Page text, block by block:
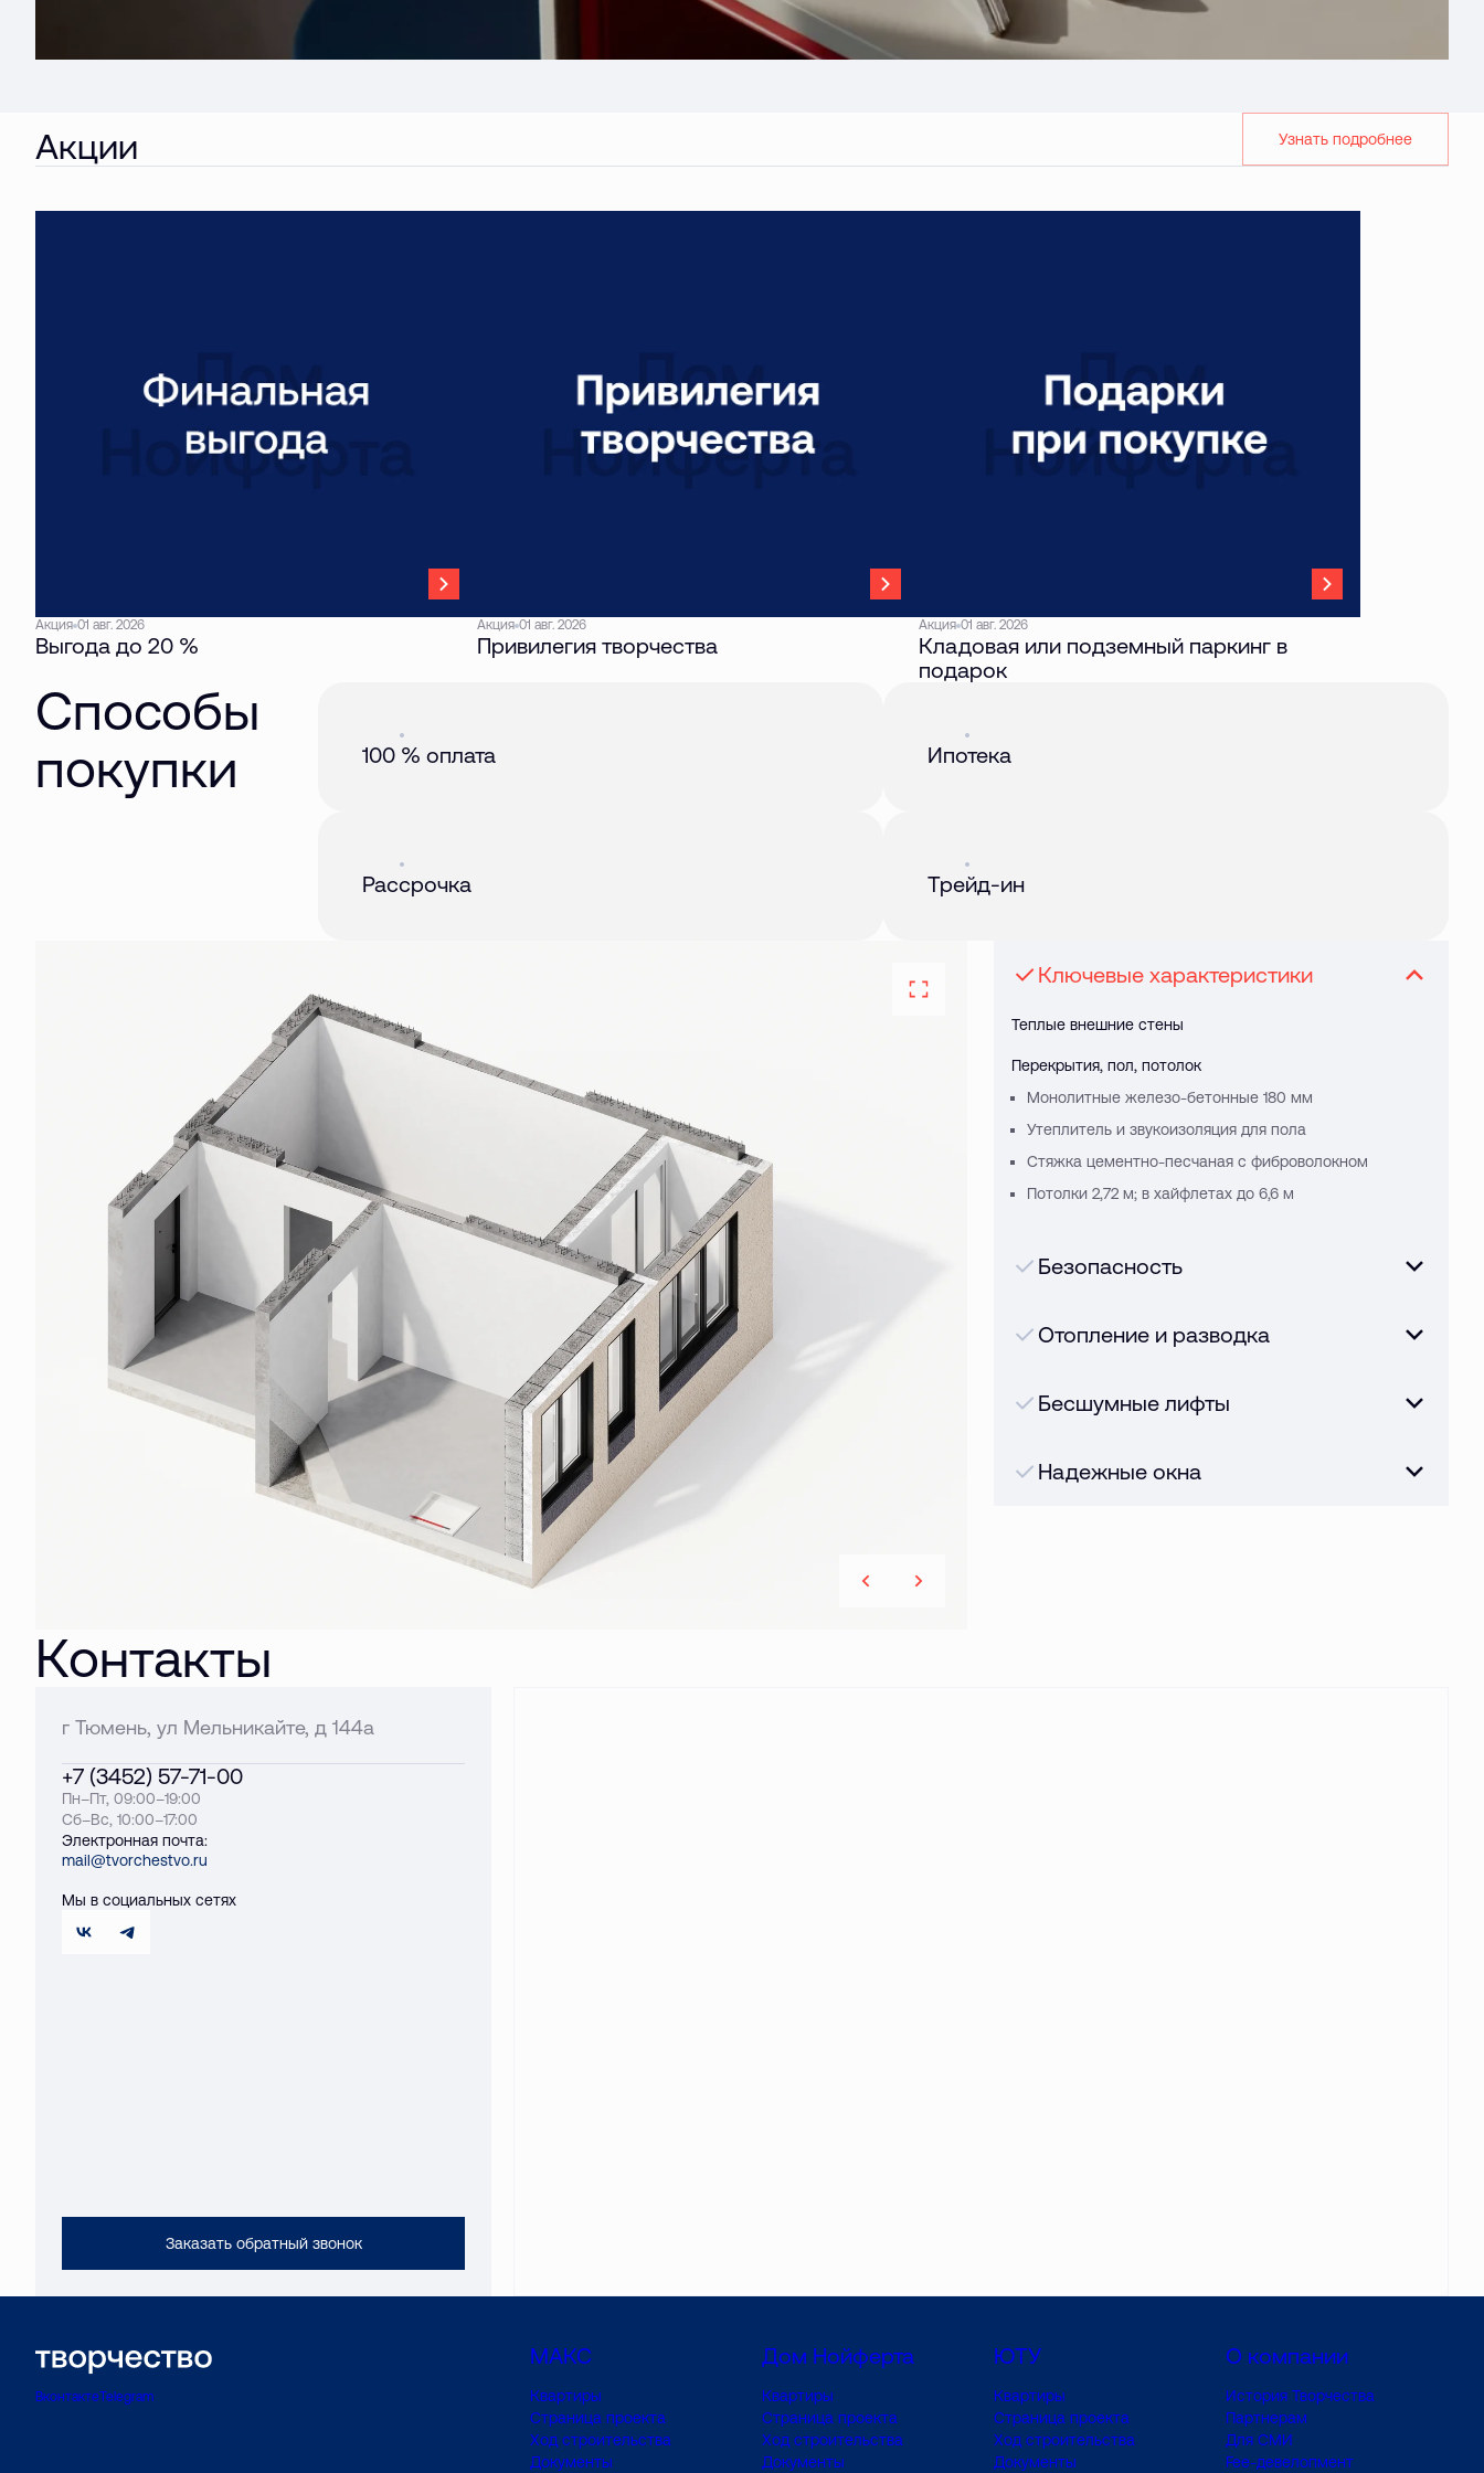
Акции Узнать подробнее
Акция 01 авг. 2026
Выгода до 20 %
Акция 01 авг. 2026
Привилегия творчества
Акция 01 авг. 2026
Кладовая или подземный паркинг в
подарок
Способы
покупки
100 % оплата
Рассрочка
Ипотека
Трейд-ин
Ключевые характеристики
Теплые внешние стены
Перекрытия, пол, потолок
Монолитные железо-бетонные 180 мм
Утеплитель и звукоизоляция для пола
Стяжка цементно-песчаная с фиброволокном
Потолки 2,72 м; в хайфлетах до 6,6 м
Безопасность
Отопление и разводка
Бесшумные лифты
Надежные окна
Контакты
г Тюмень, ул Мельникайте, д 144а
+7 (3452) 57-71-00
Пн–Пт, 09:00–19:00
Сб–Вс, 10:00–17:00
Электронная почта:
mail@tvorchestvo.ru
Мы в социальных сетях
Заказать обратный звонок
ВконтактеTelegram
МАКС
Квартиры
Страница проекта
Ход строительства
Документы
Дом Нойферта
Квартиры
Страница проекта
Ход строительства
Документы
ЮТУ
Квартиры
Страница проекта
Ход строительства
Документы
О компании
История Творчества
Партнерам
Для СМИ
Fee-девелопмент